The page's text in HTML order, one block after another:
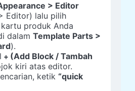
> Editor
Editor) lalu pilih
produk Anda
dalam Template Parts >
).
+ (Add Block / Tambah
kiri atas editor.
ketik “quick